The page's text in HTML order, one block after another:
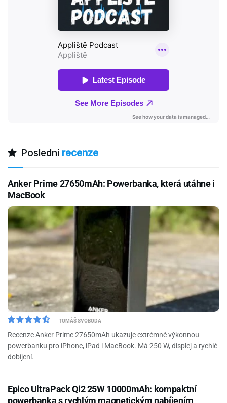
Poslední recenze
Anker Prime 27650mAh: Powerbanka, která utáhne i
MacBook
TOMÁŠ SVOBODA
Recenze Anker Prime 27650mAh ukazuje extrémně výkonnou
powerbanku pro iPhone, iPad i MacBook. Má 250 W, displej a rychlé
dobíjení.
Epico UltraPack Qi2 25W 10000mAh: kompaktní
powerbanka s rychlým magnetickým nabíjením